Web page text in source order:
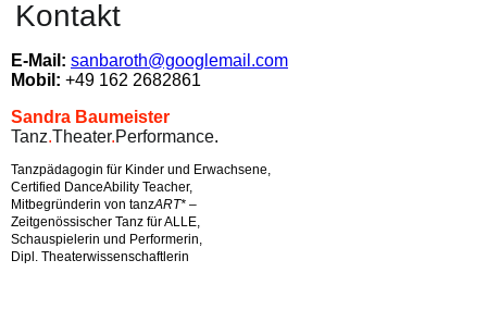
Kontakt
E-Mail: sanbaroth@googlemail.com
Mobil: +49 162 2682861
Sandra Baumeister
Tanz.Theater.Performance.
Tanzpädagogin für Kinder und Erwachsene,
Certified DanceAbility Teacher,
Mitbegründerin von tanzART* –
Zeitgenössischer Tanz für ALLE,
Schauspielerin und Performerin,
Dipl. Theaterwissenschaftlerin